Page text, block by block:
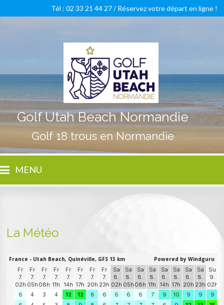
Golf Utah Beach Normandie
Golf 18 trous en Normandie
Tél : 02 33 21 44 27 /Réservez votre départ en ligne !
MENU
La Météo